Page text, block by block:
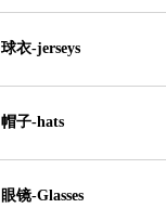
球衣-jerseys
帽子-hats
眼镜-Glasses